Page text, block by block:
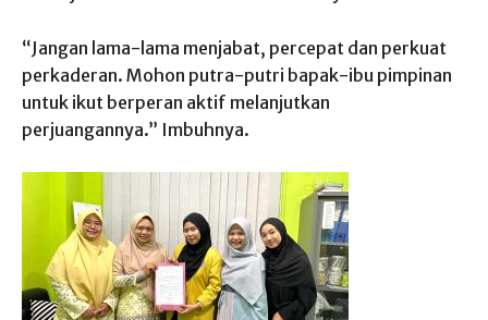
“Jangan lama-lama menjabat, percepat dan perkuat
perkaderan. Mohon putra-putri bapak-ibu pimpinan
untuk ikut berperan aktif melanjutkan
perjuangannya.” Imbuhnya.